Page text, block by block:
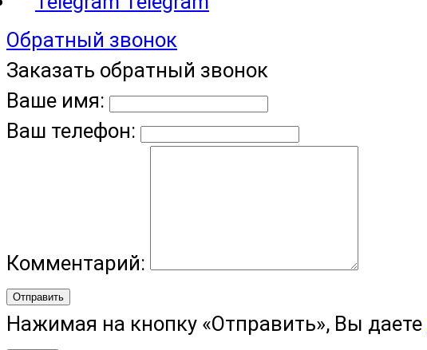
Обратный звонок
Заказать обратный звонок
Ваше имя:
Ваш телефон:
Комментарий:
Отправить
Нажимая на кнопку «Отправить», Вы даете